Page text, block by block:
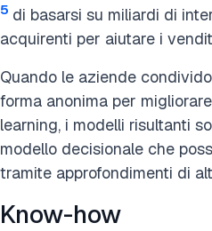
5 di basarsi su miliardi di
acquirenti per aiutare i
Quando le aziende
forma anonima per
learning, i modelli risultanti
modello decisionale che
tramite approfondimenti di
Know-how